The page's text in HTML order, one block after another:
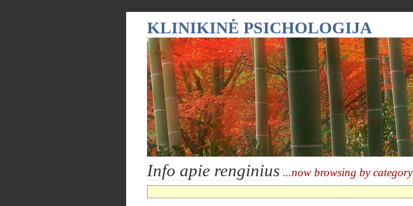
KLINIKINĖ PSICHOLOGIJA
Info apie renginius ...now browsing by category